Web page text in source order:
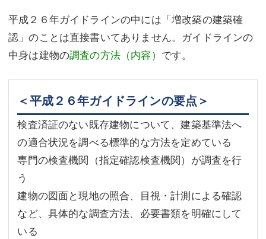
平成２６年ガイドラインの中には「増改築の建築確
認」のことは直接書いてありません。ガイドラインの
中身は建物の調査の方法（内容） です。
＜平成２６年ガイドラインの要点＞
検査済証のない既存建物について、建築基準法へ
の適合状況を調べる標準的な方法を定めている
専門の検査機関（指定確認検査機関）が調査を行
う
建物の図面と現地の照合、目視・計測による確認
など、具体的な調査方法、必要書類を明確にして
いる